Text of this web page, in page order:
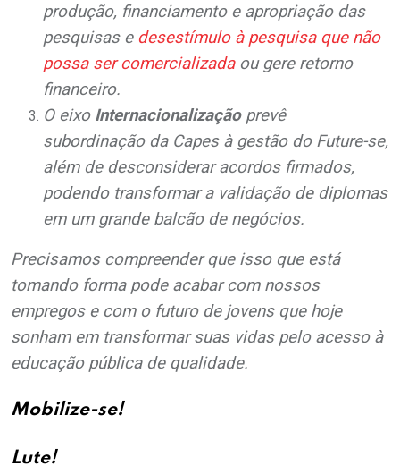
produção, financiamento e apropriação das
pesquisas e desestímulo à pesquisa que não
possa ser comercializadaou gere retorno
financeiro.
O eixo Internacionalizaçãoprevê
subordinação da Capes à gestão do Future-se,
além de desconsiderar acordos firmados,
podendo transformar a validação de diplomas
em um grande balcão de negócios.
Precisamos compreender que isso que está
tomando forma pode acabar com nossos
empregos e com o futuro de jovens que hoje
sonham em transformar suas vidas pelo acesso à
educação pública de qualidade.
Mobilize-se!
Lute!